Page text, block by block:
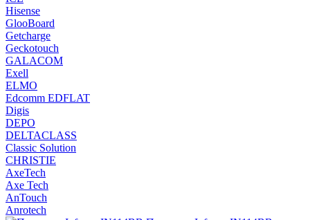
Hisense
GlooBoard
Getcharge
Geckotouch
GALACOM
Exell
ELMO
Edcomm EDFLAT
Digis
DEPO
DELTACLASS
Classic Solution
CHRISTIE
AxeTech
Axe Tech
AnTouch
Anrotech